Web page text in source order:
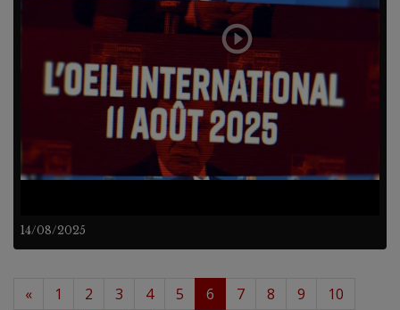
14/08/2025
« 1 2 3 4 5 6 7 8 9
10